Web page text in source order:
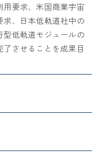
要求、米国商業宇宙
、日本低軌道社中の
低軌道モジュールの
させることを成果目